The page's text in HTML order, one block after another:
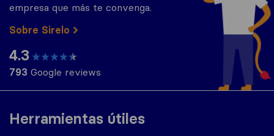
Herramientas útiles
empresa que más te convenga.
Sobre Sirelo
4.3
793 Google reviews